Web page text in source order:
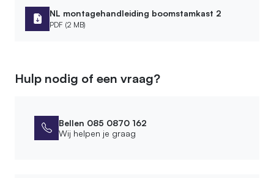
Houtsoort plank
Loofhout
Materiaal
Afmetingen
NL montagehandleiding boomstamkast 2
PDF (2 MB)
Hulp nodig of een vraag?
Bellen 085 0870 162
Wij helpen je graag